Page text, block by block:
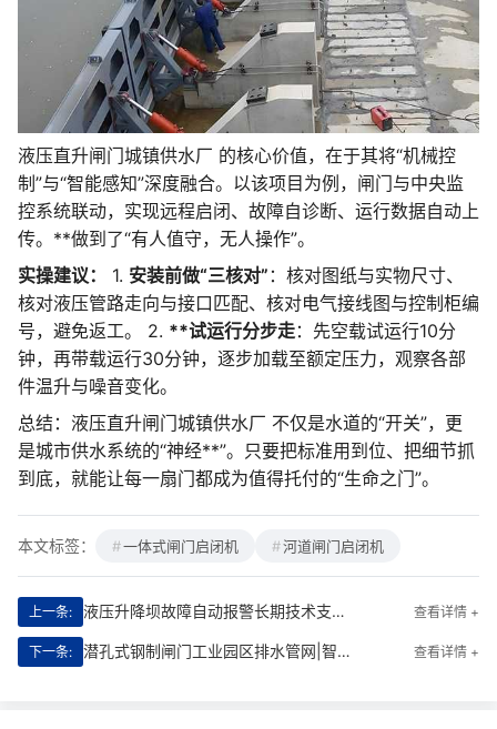
液压直升闸门城镇供水厂 的核心价值，在于其将“机械控
制”与“智能感知”深度融合。以该项目为例，闸门与中央监
控系统联动，实现远程启闭、故障自诊断、运行数据自动上
传。**做到了“有人值守，无人操作”。
实操建议：
1. 安装前做“三核对” ：核对图纸与实物尺寸、
核对液压管路走向与接口匹配、核对电气接线图与控制柜编
号，避免返工。 2. **试运行分步走：先空载试运行10分
钟，再带载运行30分钟，逐步加载至额定压力，观察各部
件温升与噪音变化。
总结：液压直升闸门城镇供水厂 不仅是水道的“开关”，更
是城市供水系统的“神经**”。只要把标准用到位、把细节抓
到底，就能让每一扇门都成为值得托付的“生命之门”。
本文标签： 一体式闸门启闭机 河道闸门启闭机
上一条: 液压升降坝故障自动报警长期技术支持协议|智能守护每一秒的水利安全 查看详情 +
下一条: 潜孔式钢制闸门工业园区排水管网|智慧排涝的“钢铁卫士” 查看详情 +